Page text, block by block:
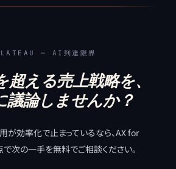
─ AI到達限界
える売上戦略を、
議論しませんか？
が効率化で止まっているなら、AX for
次の一手を無料でご相談ください。